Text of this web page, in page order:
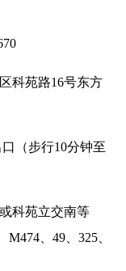
科苑路16号东方
（步行10分钟至
科苑立交南等
M474、49、325、